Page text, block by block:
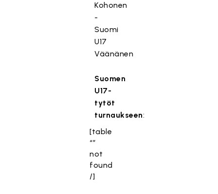
Kohonen
-
Suomi
U17
Väänänen
Suomen
U17-
tytöt
turnaukseen:
[table
“”
not
found
/]